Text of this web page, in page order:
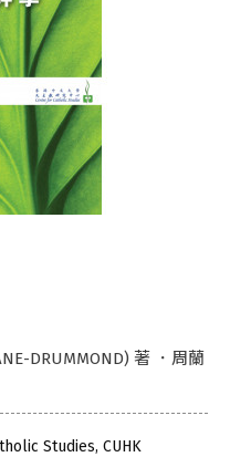
DRUMMOND) 著 ．周蘭
Studies, CUHK